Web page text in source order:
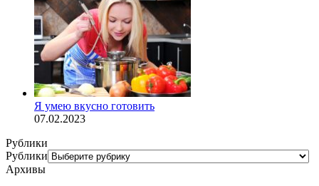
Я умею вкусно готовить
07.02.2023
Рублики
Рублики
Архивы